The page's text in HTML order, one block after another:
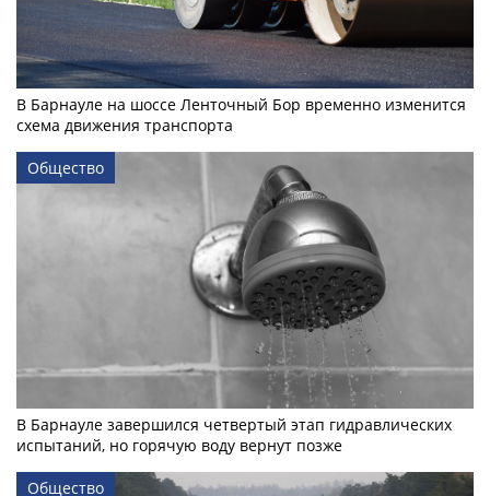
В Барнауле на шоссе Ленточный Бор временно изменится
схема движения транспорта
Общество
В Барнауле завершился четвертый этап гидравлических
испытаний, но горячую воду вернут позже
Общество